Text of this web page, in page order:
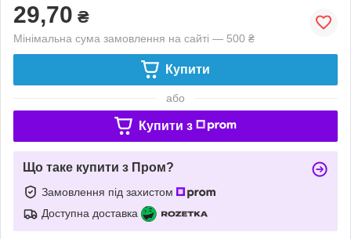
29,70 ₴
Мінімальна сума замовлення на сайті — 500 ₴
Купити
або
Купити з
Що таке купити з Пром?
Замовлення під захистом
Доступна доставка